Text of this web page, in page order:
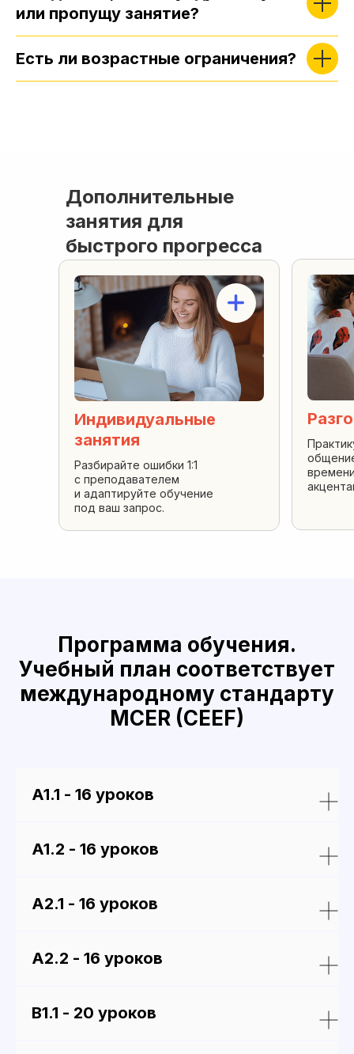
или пропущу занятие?
Есть ли возрастные ограничения?
Дополнительные
занятия для
быстрого прогресса
Индивидуальные
занятия
Разбирайте ошибки 1:1
с преподавателем
и адаптируйте обучение
под ваш запрос.
Программа обучения.
Учебный план соответствует
международному стандарту
MCER (CEEF)
A1.1 - 16 уроков
A1.2 - 16 уроков
A2.1 - 16 уроков
A2.2 - 16 уроков
В1.1 - 20 уроков